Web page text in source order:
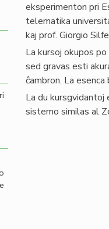
eksperimenton pri
telematika
kaj prof. Giorgio
La kursoj okupos
sed gravas esti
ĉambron. La
La du kursgvidantoj
sistemo similas al